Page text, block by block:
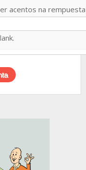
acentos na